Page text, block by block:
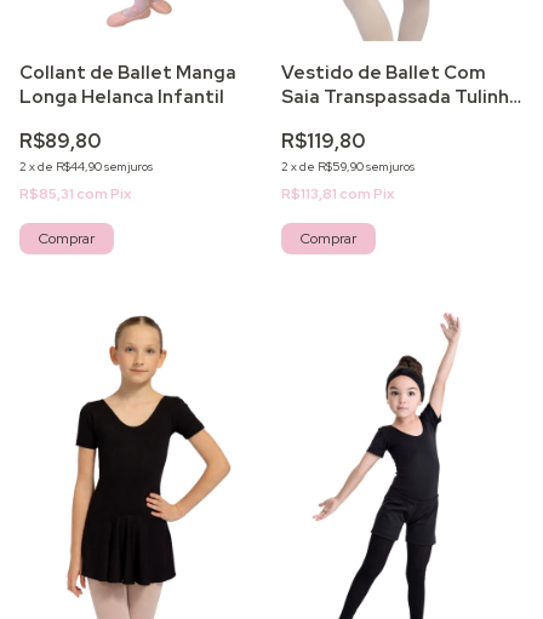
Collant de Ballet Manga
Longa Helanca Infantil
R$89,80
2 xde R$44,90sem juros
R$85,31 com Pix
Comprar
Vestido de Ballet Com
Saia Transpassada Tulinho
R$119,80
2 xde R$59,90sem juros
R$113,81 com Pix
Comprar